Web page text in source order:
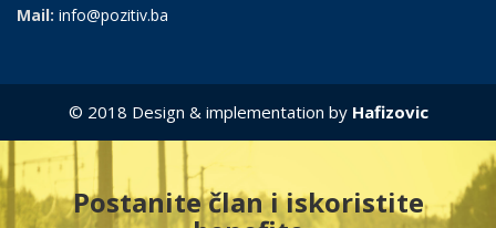
Mail: info@pozitiv.ba
© 2018 Design & implementation by Hafizovic
Postanite član i iskoristite